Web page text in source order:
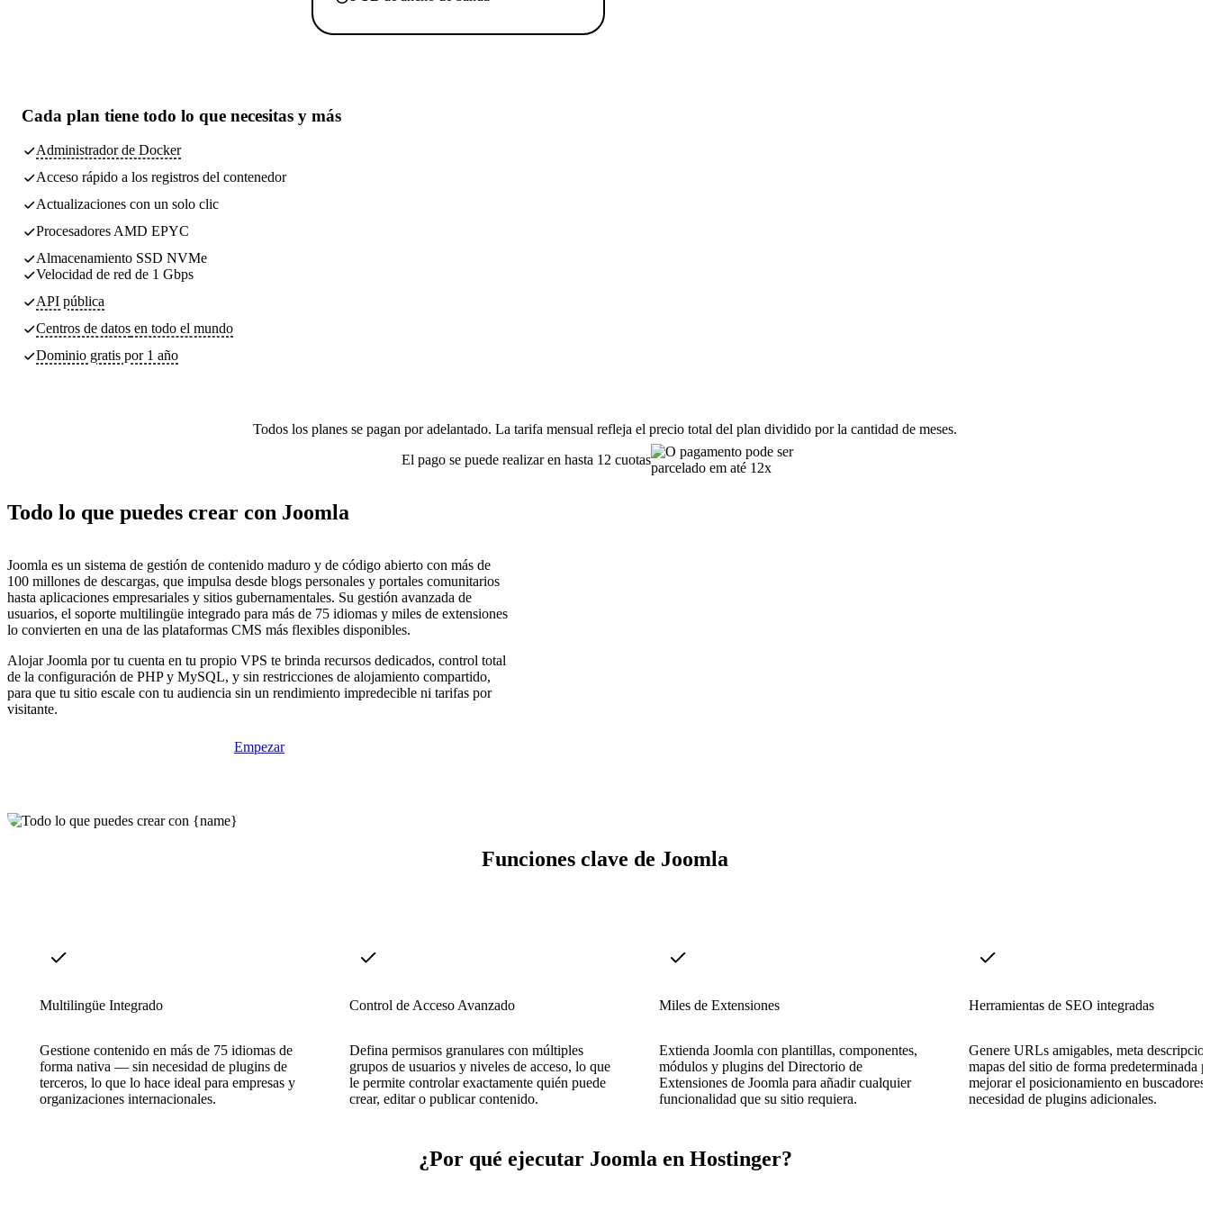
Cada plan tiene todo lo que necesitas y más
Administrador de Docker
Acceso rápido a los registros del contenedor
Actualizaciones con un solo clic
Procesadores AMD EPYC
Almacenamiento SSD NVMe
Velocidad de red de 1 Gbps
API pública
Centros de datos en todo el mundo
Dominio gratis por 1 año
Todos los planes se pagan por adelantado. La tarifa mensual refleja el precio total del plan dividido por la cantidad de meses.
El pago se puede realizar en hasta 12 cuotas
Todo lo que puedes crear con Joomla
Joomla es un sistema de gestión de contenido maduro y de código abierto con más de
100 millones de descargas, que impulsa desde blogs personales y portales comunitarios
hasta aplicaciones empresariales y sitios gubernamentales. Su gestión avanzada de
usuarios, el soporte multilingüe integrado para más de 75 idiomas y miles de extensiones
lo convierten en una de las plataformas CMS más flexibles disponibles.
Alojar Joomla por tu cuenta en tu propio VPS te brinda recursos dedicados, control total
de la configuración de PHP y MySQL, y sin restricciones de alojamiento compartido,
para que tu sitio escale con tu audiencia sin un rendimiento impredecible ni tarifas por
visitante.
Empezar
Funciones clave de Joomla
Multilingüe Integrado
Gestione contenido en más de 75 idiomas de
forma nativa — sin necesidad de plugins de
terceros, lo que lo hace ideal para empresas y
organizaciones internacionales.
Control de Acceso Avanzado
Defina permisos granulares con múltiples
grupos de usuarios y niveles de acceso, lo que
le permite controlar exactamente quién puede
crear, editar o publicar contenido.
Miles de Extensiones
Extienda Joomla con plantillas, componentes,
módulos y plugins del Directorio de
Extensiones de Joomla para añadir cualquier
funcionalidad que su sitio requiera.
Herramientas de SEO integradas
Genere URLs amigables, meta
mapas del sitio de forma predeterminada
mejorar el posicionamiento en buscadores
necesidad de plugins adicionales.
¿Por qué ejecutar Joomla en Hostinger?